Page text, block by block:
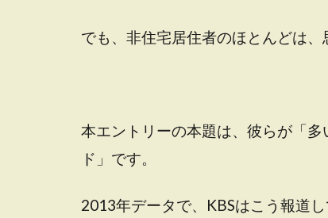
でも、非住宅居住者のほとんどは、
本エントリーの本題は、彼らが「
ド」です。
2013年データで、KBSはこう報道し